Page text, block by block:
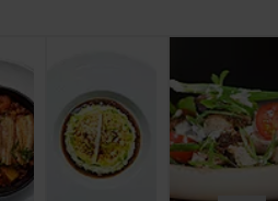
marinată la
gratar cu bere
ceafă de porc
și ceapă
caramelizată